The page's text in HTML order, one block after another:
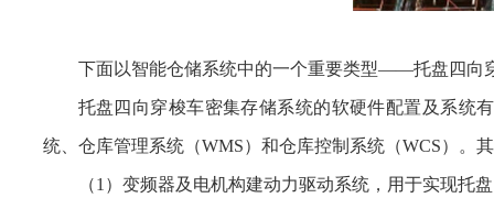
下面以智能仓储系统中的一个重要类型——托盘四向
托盘四向穿梭车密集存储系统的软硬件配置及系统
统、仓库管理系统（WMS）和仓库控制系统（WCS）。
（1）变频器及电机构建动力驱动系统，用于实现